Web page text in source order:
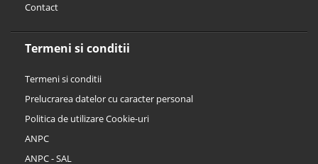
Contact
Termeni si conditii
Termeni si conditii
Prelucrarea datelor cu caracter personal
Politica de utilizare Cookie-uri
ANPC
ANPC - SAL